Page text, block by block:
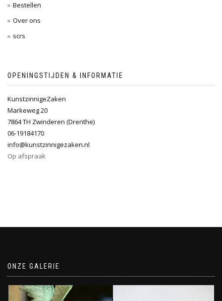
Bestellen
Over ons
scrs
OPENINGSTIJDEN & INFORMATIE
KunstzinnigeZaken
Markeweg 20
7864 TH Zwinderen (Drenthe)
06-19184170
info@kunstzinnigezaken.nl
Op afspraak
ONZE GALERIE